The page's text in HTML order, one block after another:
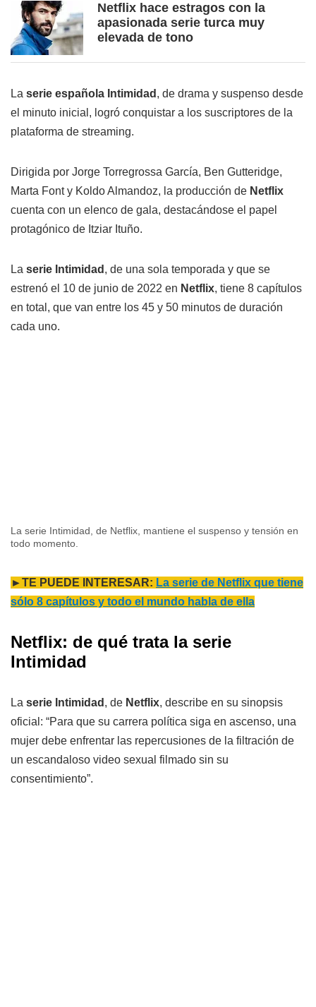
Netflix hace estragos con la
apasionada serie turca muy
elevada de tono
La serie española Intimidad , de drama y suspenso desde
el minuto inicial, logró conquistar a los suscriptores de la
plataforma de streaming.
Dirigida por Jorge Torregrossa García, Ben Gutteridge,
Marta Font y Koldo Almandoz, la producción de Netflix
cuenta con un elenco de gala, destacándose el papel
protagónico de Itziar Ituño.
La serie Intimidad , de una sola temporada y que se
estrenó el 10 de junio de 2022 en Netflix, tiene 8 capítulos
en total, que van entre los 45 y 50 minutos de duración
cada uno.
La serie Intimidad, de Netflix, mantiene el suspenso y tensión en
todo momento.
►TE PUEDE INTERESAR: La serie de Netflix que tiene
sólo 8 capítulos y todo el mundo habla de ella
Netflix: de qué trata la serie
Intimidad
La serie Intimidad , de Netflix, describe en su sinopsis
oficial: “Para que su carrera política siga en ascenso, una
mujer debe enfrentar las repercusiones de la filtración de
un escandaloso video sexual filmado sin su
consentimiento”.